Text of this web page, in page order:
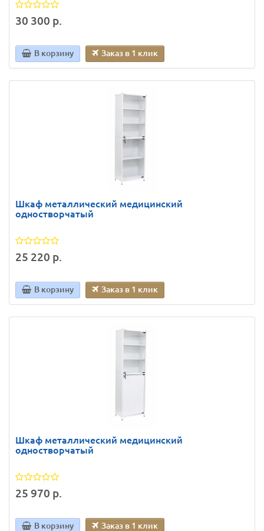
30 300 р.
В корзину Заказ в 1 клик
Шкаф металлический медицинский
одностворчатый
25 220 р.
В корзину Заказ в 1 клик
Шкаф металлический медицинский
одностворчатый
25 970 р.
В корзину Заказ в 1 клик